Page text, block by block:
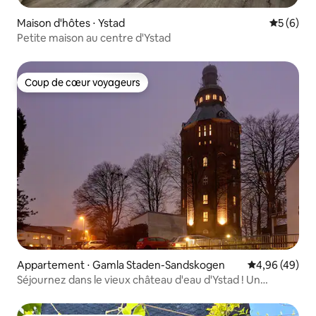
Maison d'hôtes ⋅ Ystad
5 (6)
Petite maison au centre d'Ystad
Coup de cœur voyageurs
Coup de cœur voyageurs
Appartement ⋅ Gamla Staden-Sandskogen Évaluation
4,96 (49)
Séjournez dans le vieux château d'eau d'Ystad ! Un